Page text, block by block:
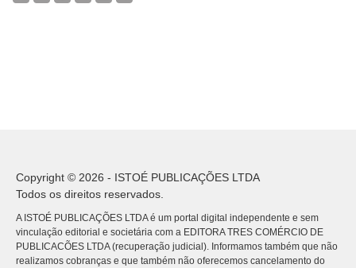
Copyright © 2026 - ISTOÉ PUBLICAÇÕES LTDA
Todos os direitos reservados.
A ISTOÉ PUBLICAÇÕES LTDA é um portal digital independente e sem
vinculação editorial e societária com a EDITORA TRES COMÉRCIO DE
PUBLICACÕES LTDA (recuperação judicial). Informamos também que não
realizamos cobranças e que também não oferecemos cancelamento do